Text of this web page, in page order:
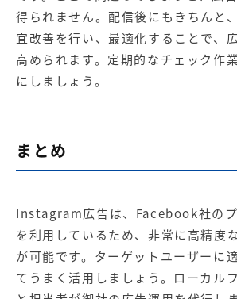
得られません。配信後にもきちんと
宜改善を行い、最適化することで、
高められます。定期的なチェック作
にしましょう。
まとめ
Instagram広告は、Facebook社の
を利用しているため、非常に高精度
が可能です。ターゲットユーザーに
てうまく活用しましょう。ローカル